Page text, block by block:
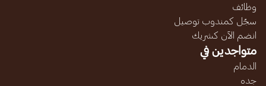
وظائف
سجّل كمندوب توصيل
انضم الآن كشريك
متواجدين في
الدمام
جده